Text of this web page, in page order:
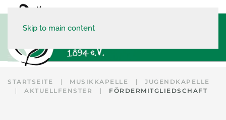
Skip to main content
STARTSEITE MUSIKKAPELLE
JUGENDKAPELLE
AKTUELLFENSTER
FÖRDERMITGLIEDSCHAFT